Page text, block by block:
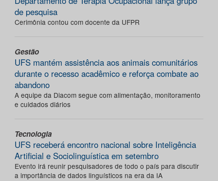
de pesquisa
Cerimônia contou com docente da UFPR
Gestão
UFS mantém assistência aos animais comunitários
durante o recesso acadêmico e reforça combate ao
abandono
A equipe da Diacom segue com alimentação, monitoramento
e cuidados diários
Tecnologia
UFS receberá encontro nacional sobre Inteligência
Artificial e Sociolinguística em setembro
Evento irá reunir pesquisadores de todo o país para discutir
a importância de dados linguísticos na era da IA